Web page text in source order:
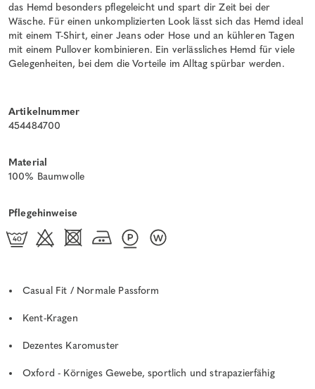
das Hemd besonders pflegeleicht und spart dir Zeit bei der
Wäsche. Für einen unkomplizierten Look lässt sich das Hemd ideal
mit einem T-Shirt, einer Jeans oder Hose und an kühleren Tagen
mit einem Pullover kombinieren. Ein verlässliches Hemd für viele
Gelegenheiten, bei dem die Vorteile im Alltag spürbar werden.
Artikelnummer
454484700
Material
100% Baumwolle
Pflegehinweise
Casual Fit / Normale Passform
Kent-Kragen
Dezentes Karomuster
Oxford - Körniges Gewebe, sportlich und strapazierfähig